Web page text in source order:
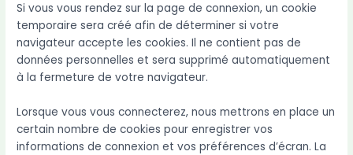
Si vous vous rendez sur la page de connexion, un cookie
temporaire sera créé afin de déterminer si votre
navigateur accepte les cookies. Il ne contient pas de
données personnelles et sera supprimé automatiquement
à la fermeture de votre navigateur.
Lorsque vous vous connecterez, nous mettrons en place un
certain nombre de cookies pour enregistrer vos
informations de connexion et vos préférences d’écran. La